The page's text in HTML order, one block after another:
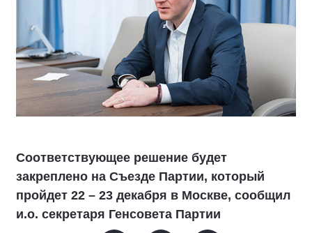
Соответствующее решение будет
закреплено на Съезде Партии, который
пройдет 22 – 23 декабря в Москве, сообщил
и.о. секретаря Генсовета Партии